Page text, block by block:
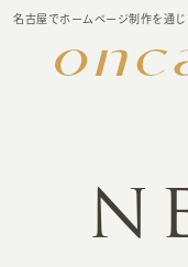
名古屋でホームページ制作を通